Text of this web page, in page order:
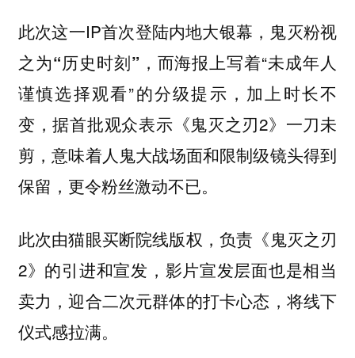
此次这一IP首次登陆内地大银幕，鬼灭粉视
之为“历史时刻” ，而海报上写着“未成年人
谨慎选择观看”的分级提示，加上时长不
变，据首批观众表示《鬼灭之刃2》 一刀未
剪 ，意味着人鬼大战场面和限制级镜头得到
保留，更令粉丝激动不已。
此次由猫眼买断院线版权，负责《鬼灭之刃
2》的引进和宣发，影片宣发层面也是相当
卖力，迎合二次元群体的打卡心态， 将线下
仪式感拉满。